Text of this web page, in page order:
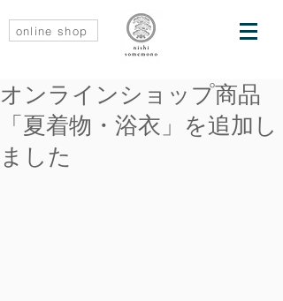
online shop
オンラインショップ商品
「夏着物・浴衣」を追加し
ました